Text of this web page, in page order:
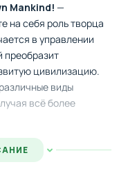
Mankind! —
на себя роль творца
в управлении
цивилизацию.
виды
всё более
накопления
характеристик. По